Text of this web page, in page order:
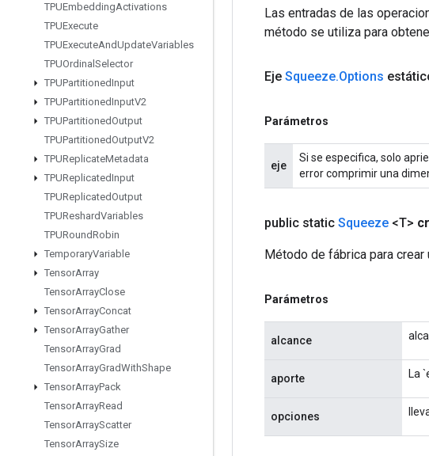
TPUEmbeddingActivations
TPUExecute
TPUExecuteAndUpdateVariables
TPUOrdinal Selector
TPUPartitionedInput
TPUPartitionedInputV2
TPUPartitionedOutput
TPUPartitionedOutputV2
TPUReplicateMetadata
TPUReplicatedInput
TPUReplicatedOutput
TPUReshardVariables
TPURoundRobin
TemporaryVariable
TensorArray
TensorArrayClose
TensorArrayConcat
TensorArrayGather
TensorArrayGrad
TensorArrayGradWithShape
TensorArrayPack
TensorArrayRead
TensorArrayScatter
TensorArraySize
Las entradas de las
método se utiliza para
Eje Squeeze.Options
Parámetros
eje
Si se especifica, solo
error comprimir una
public static Squeeze <T>
Método de fábrica para crear
Parámetros
alcance
aporte La
opciones